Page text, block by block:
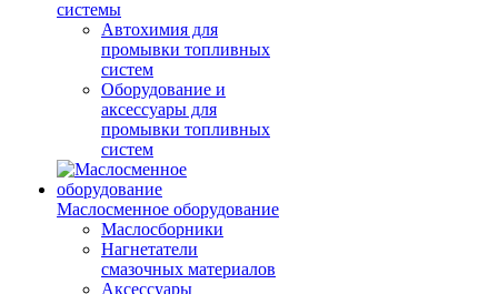
системы
Автохимия для
промывки топливных
систем
Оборудование и
аксессуары для
промывки топливных
систем
Маслосменное оборудование
Маслосборники
Нагнетатели
смазочных материалов
Аксессуары